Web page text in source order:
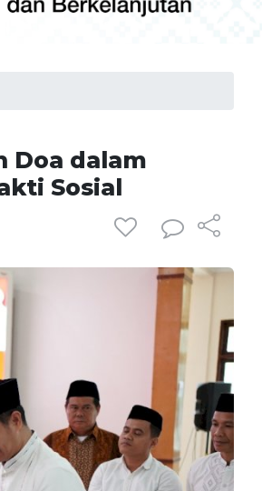
Doa dalam
Sosial